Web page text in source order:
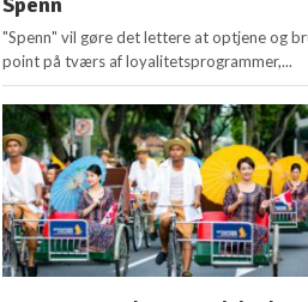
"Spenn" vil gøre det lettere at optjene og
point på tværs af loyalitetsprogrammer,...